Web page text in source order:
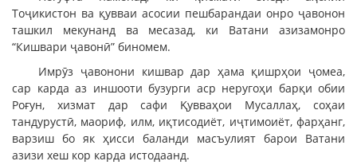
Тоҷикистон ва қувваи асосии пешбарандаи онро ҷавонон
ташкил мекунанд ва месазад, ки Ватани азизамонро
“Кишвари ҷавонӣ” биномем.
Имрӯз ҷавонони кишвар дар ҳама қишрҳои ҷомеа,
сар карда аз иншооти бузурги аср неругоҳи барқи обии
Роғун, хизмат дар сафи Қувваҳои Мусаллаҳ, соҳаи
тандурустӣ, маориф, илм, иқтисодиёт, иҷтимоиёт, фарҳанг,
варзиш бо як ҳисси баланди масъулият барои Ватани
азизи хеш кор карда истодаанд.